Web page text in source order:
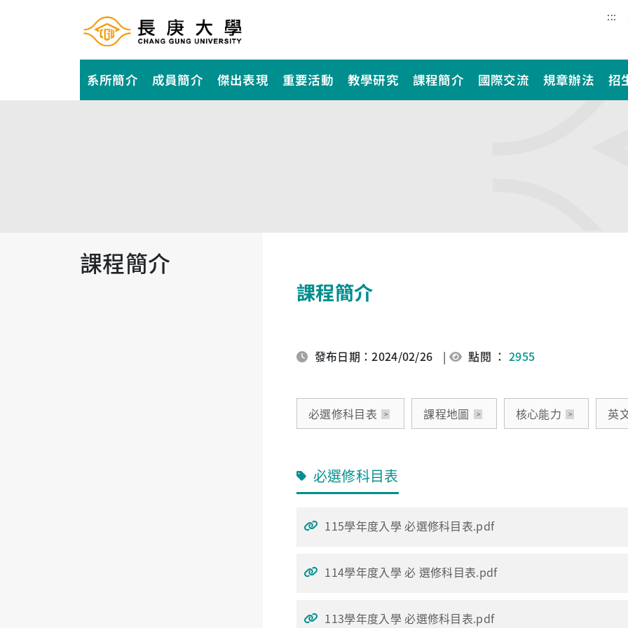
:::
系所簡介 成員簡介 傑出表現 重要活動 教學研究 課程簡介 國際交流 規章辦法 招
課程簡介
課程簡介
發布日期：2024/02/26 | 點閱 ：2955
必選修科目表 課程地圖 核心能力 英
必選修科目表
115學年度入學 必選修科目表.pdf
114學年度入學 必 選修科目表.pdf
113學年度入學 必選修科目表.pdf